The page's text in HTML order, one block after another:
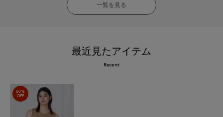
一覧を見る
最近見たアイテム
Recent
60%
OFF